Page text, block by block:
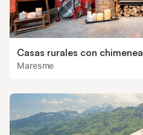
Casas rurales con chimenea
Maresme